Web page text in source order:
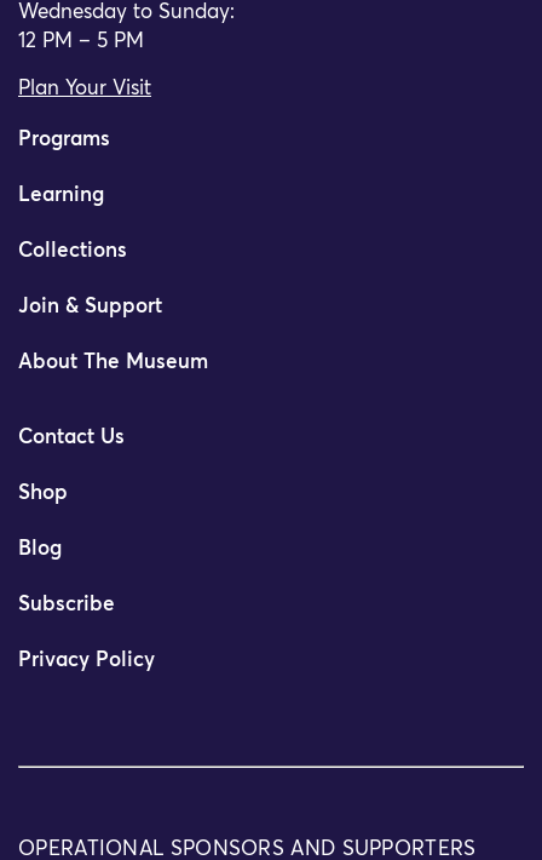
Wednesday to Sunday:
12 PM – 5 PM
Plan Your Visit
Programs
Learning
Collections
Join & Support
About The Museum
Contact Us
Shop
Blog
Subscribe
Privacy Policy
OPERATIONAL SPONSORS AND SUPPORTERS